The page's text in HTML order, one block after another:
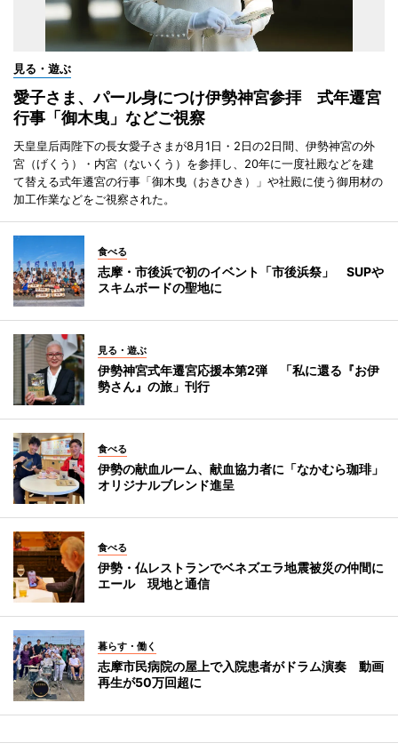
見る・遊ぶ
愛子さま、パール身につけ伊勢神宮参拝 式年遷宮
行事「御木曳」などご視察
天皇皇后両陛下の長女愛子さまが8月1日・2日の2日間、伊勢神宮の外
宮（げくう）・内宮（ないくう）を参拝し、20年に一度社殿などを建
て替える式年遷宮の行事「御木曳（おきひき）」や社殿に使う御用材の
加工作業などをご視察された。
食べる
志摩・市後浜で初のイベント「市後浜祭」 SUPや
スキムボードの聖地に
見る・遊ぶ
伊勢神宮式年遷宮応援本第2弾 「私に還る『お伊
勢さん』の旅」刊行
食べる
伊勢の献血ルーム、献血協力者に「なかむら珈琲」
オリジナルブレンド進呈
食べる
伊勢・仏レストランでベネズエラ地震被災の仲間に
エール 現地と通信
暮らす・働く
志摩市民病院の屋上で入院患者がドラム演奏 動画
再生が50万回超に